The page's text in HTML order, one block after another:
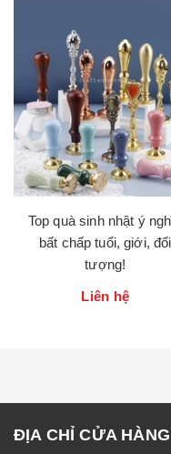
Top quà sinh nhật ý
bất chấp tuổi, giới, đối
tượng!
Liên hệ
ĐỊA CHỈ CỬA HÀNG